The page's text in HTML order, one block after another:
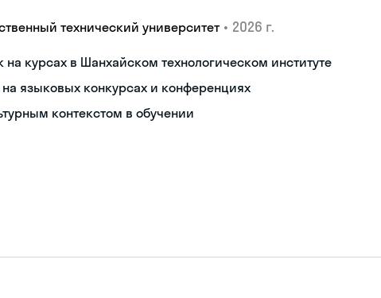
технический университет • 2026 г.
курсах в Шанхайском технологическом институте
языковых конкурсах и конференциях
контекстом в обучении